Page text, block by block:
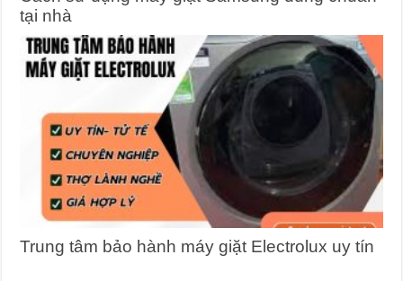
tại nhà
Trung tâm bảo hành máy giặt Electrolux uy tín